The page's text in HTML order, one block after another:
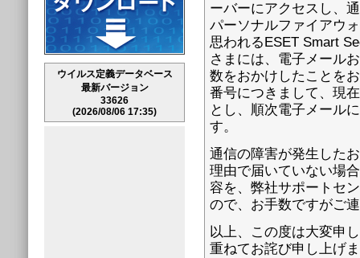
ウイルス定義データベース
最新バージョン
33626
(2026/08/06 17:35)
ーバーにアクセスし、
パーソナルファイアウ
思われるESET Smart
さまには、電子メール
数をおかけしたことを
番号につきまして、現
とし、順次電子メール
す。
通信の障害が発生した
理由で届いていない場
容を、弊社サポートセ
ので、お手数ですがご
以上、この度は大変申
重ねてお詫び申し上げ